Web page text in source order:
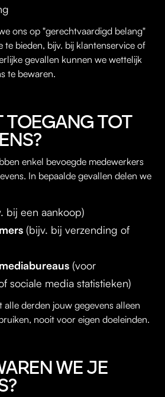
ons op "gerechtvaardigd belang"
te bieden, bijv. bij klantenservice of
gevallen kunnen we wettelijk
te bewaren.
TOEGANG TOT
enkel bevoegde medewerkers
In bepaalde gevallen delen we
bij een aankoop)
(bijv. bij verzending of
(voor
sociale media statistieken)
derden jouw gegevens alleen
nooit voor eigen doeleinden.
WE JE